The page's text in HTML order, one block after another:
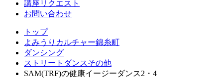
講座リクエスト
お問い合わせ
トップ
よみうりカルチャー錦糸町
ダンシング
ストリートダンスその他
SAM(TRF)の健康イージーダンス2・4